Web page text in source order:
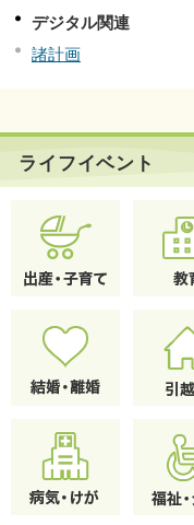
デジタル関連
諸計画
ライフイベント